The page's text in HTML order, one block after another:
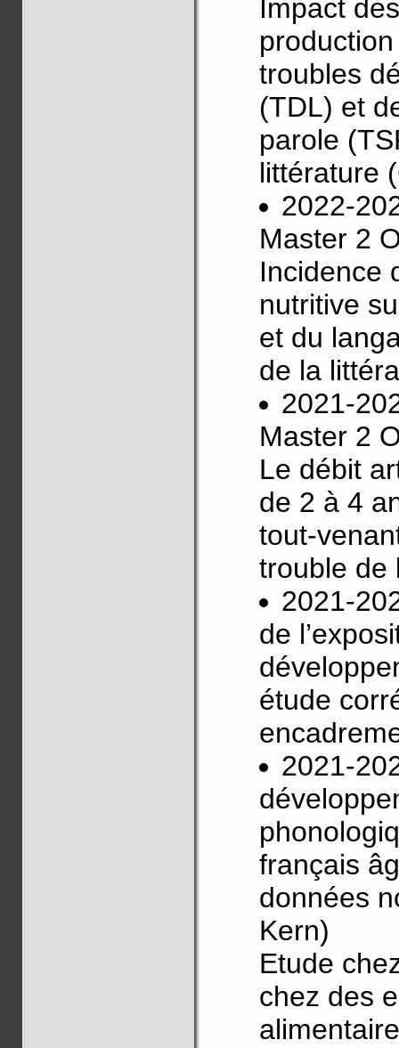
Impact
troubles
(TDL) et
parole
littérature
2022-
Master 2
Incidence
nutritive
et du
de la
2021-
Master 2
Le débit
de 2 à 4
tout-
trouble de
2021-
de
étude
2021-
français
données
Kern)
Etude
chez des
alimentaire